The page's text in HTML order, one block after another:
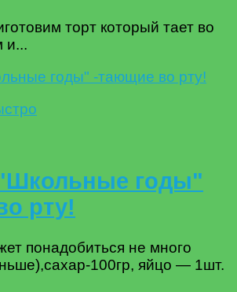
торт который тает во
и...
годы"
рту!
понадобиться не много
100гр, яйцо — 1шт.